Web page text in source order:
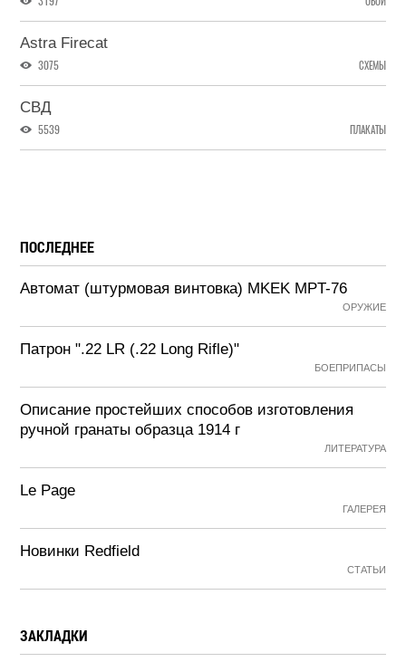
Astra Firecat
3075 СХЕМЫ
СВД
5539 ПЛАКАТЫ
ПОСЛЕДНЕЕ
Автомат (штурмовая винтовка) MKEK MPT-76
ОРУЖИЕ
Патрон ".22 LR (.22 Long Rifle)"
БОЕПРИПАСЫ
Описание простейших способов изготовления
ручной гранаты образца 1914 г
ЛИТЕРАТУРА
Le Page
ГАЛЕРЕЯ
Новинки Redfield
СТАТЬИ
ЗАКЛАДКИ